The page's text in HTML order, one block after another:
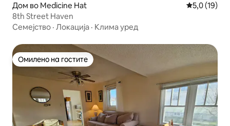
Дом во Medicine Hat Просечна
5,0 (19)
8th Street Haven
Семејство · Локација · Клима уред
Омилено на гостите
Омилено на гостите